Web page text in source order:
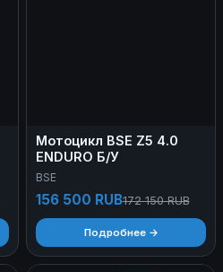
Мотоцикл BSE Z5 4.0
ENDURO Б/У
BSE
156 500 RUB172 150 RUB
Подробнее →